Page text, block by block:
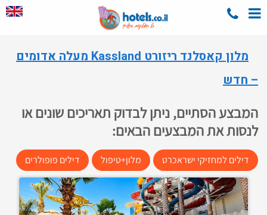
מלון קאסלנד ריזורט Kassland מעלה אדומים
– חדש
המבצע הסתיים, ניתן לבדוק תאריכים שונים או
לנסות את המבצעים הבאים:
דילים למחזיקי ישראכרט מלון+טיפול דילים פופולרים